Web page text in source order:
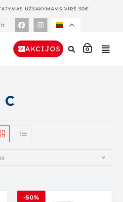
UŽSAKYMAMS VIRŠ 30€
AKCIJOS 0
-50%